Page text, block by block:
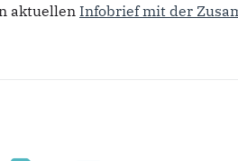
aktuellen Infobrief mit der